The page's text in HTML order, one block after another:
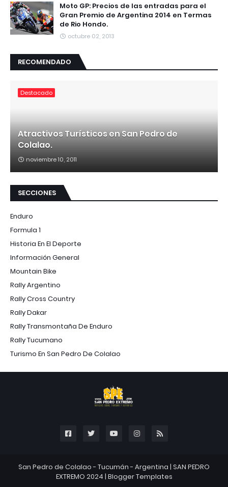
Moto GP: Precios de las entradas para el
Gran Premio de Argentina 2014 en Termas
de Rio Hondo.
octubre 02, 2013
RECOMENDADO
Destacado
Atractivos Turísticos en San Pedro de
Colalao.
noviembre 10, 2011
SECCIONES
Enduro
Formula 1
Historia En El Deporte
Información General
Mountain Bike
Rally Argentino
Rally Cross Country
Rally Dakar
Rally Transmontaña De Enduro
Rally Tucumano
Turismo En San Pedro De Colalao
San Pedro de Colalao - Tucumán - Argentina | SAN PEDRO
EXTREMO 2024 | Blogger Templates